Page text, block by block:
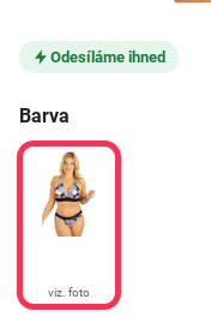
Odesíláme ihned
Barva
viz. foto